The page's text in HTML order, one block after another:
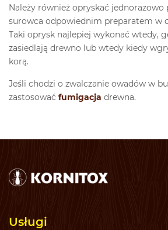
Należy również opryskać jednorazowo
surowca odpowiednim preparatem w
Taki oprysk najlepiej wykonać wtedy,
zasiedlają drewno lub wtedy kiedy
korą.
Jeśli chodzi o zwalczanie owadów w
zastosować fumigacja drewna.
Usługi